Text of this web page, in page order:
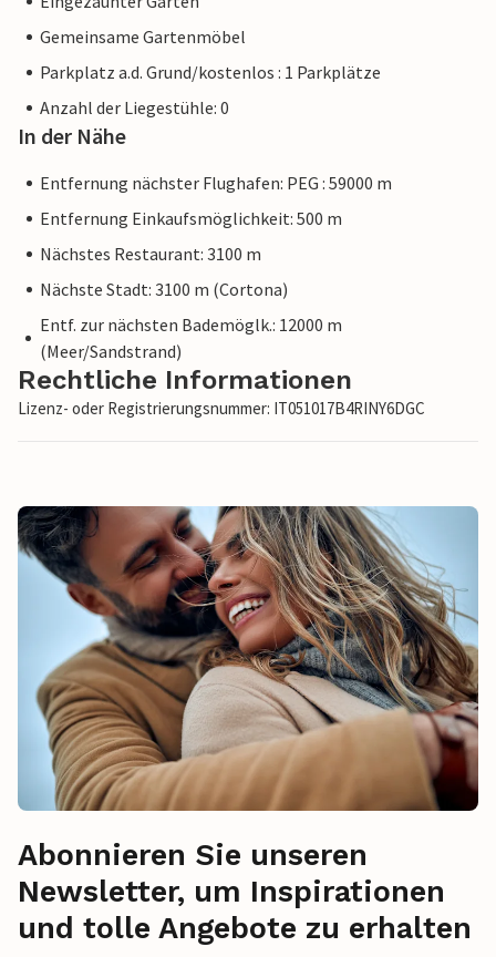
Gemeinsame Gartenmöbel
Parkplatz a.d. Grund/kostenlos : 1 Parkplätze
Anzahl der Liegestühle: 0
In der Nähe
Entfernung nächster Flughafen: PEG : 59000 m
Entfernung Einkaufsmöglichkeit: 500 m
Nächstes Restaurant: 3100 m
Nächste Stadt: 3100 m (Cortona)
Entf. zur nächsten Bademöglk.: 12000 m
(Meer/Sandstrand)
Rechtliche Informationen
Lizenz- oder Registrierungsnummer: IT051017B4RINY6DGC
Abonnieren Sie unseren
Newsletter, um Inspirationen
und tolle Angebote zu erhalten